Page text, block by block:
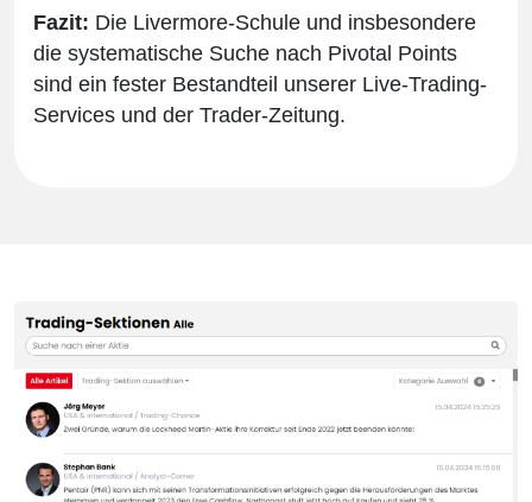
Fazit: Die Livermore-Schule und insbesondere
die systematische Suche nach Pivotal Points
sind ein fester Bestandteil unserer Live-Trading-
Services und der Trader-Zeitung.